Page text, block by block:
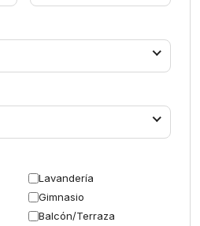
Lavandería
Gimnasio
Balcón/Terraza